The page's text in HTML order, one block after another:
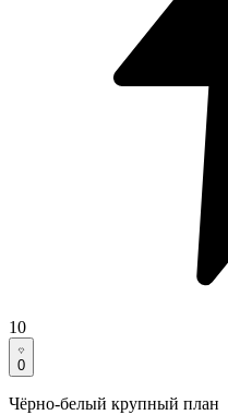
10
0
Чёрно-белый крупный план